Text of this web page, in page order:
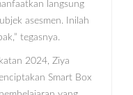
langsung
asesmen. Inilah
tegasnya.
2024, Ziya
Smart Box